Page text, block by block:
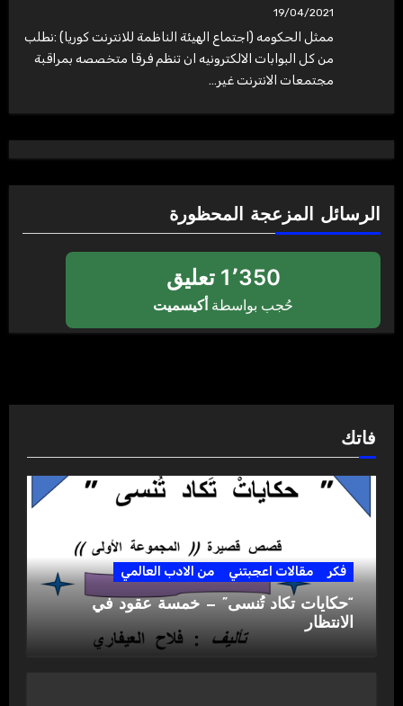
19/04/2021
ممثل الحكومه (اجتماع الهيئة الناظمة للانترنت كوريا) :نطلب
من كل البوابات الالكترونيه ان تنظم فرقا متخصصه بمراقبة
مجتمعات الانترنت غير…
الرسائل المزعجة المحظورة
1٬350 تعليق
حُجب بواسطة أكيسميت
فاتك
فكر مقالات اعجبتني من الادب العالمي
“حكايات تكاد تُنسى” — خمسة عقود في
الانتظار